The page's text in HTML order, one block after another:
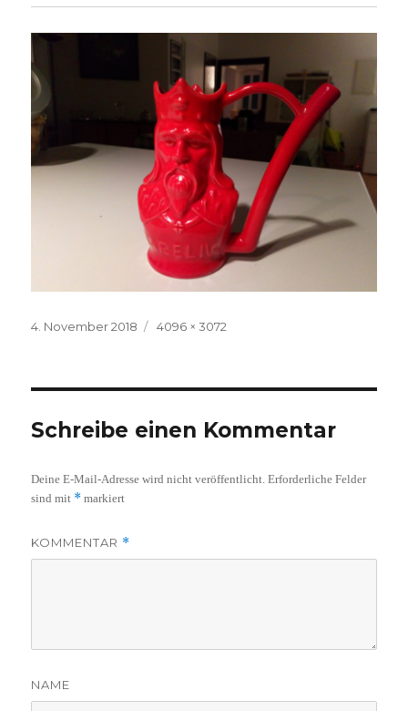
Veröffentlicht
4. November 2018
Volle
4096 × 3072
Schreibe einen Kommentar
Deine E-Mail-Adresse wird nicht veröffentlicht. Erforderliche Felder
sind mit * markiert
KOMMENTAR *
NAME